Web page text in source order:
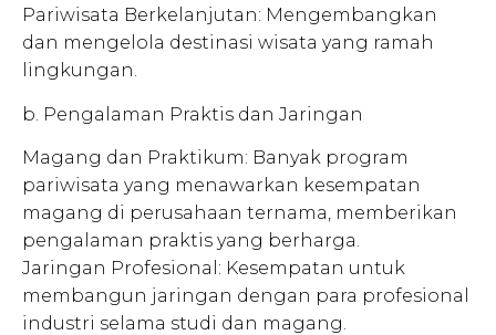
Pariwisata Berkelanjutan: Mengembangkan
dan mengelola destinasi wisata yang ramah
lingkungan.
b. Pengalaman Praktis dan Jaringan
Magang dan Praktikum: Banyak program
pariwisata yang menawarkan kesempatan
magang di perusahaan ternama, memberikan
pengalaman praktis yang berharga.
Jaringan Profesional: Kesempatan untuk
membangun jaringan dengan para profesional
industri selama studi dan magang.